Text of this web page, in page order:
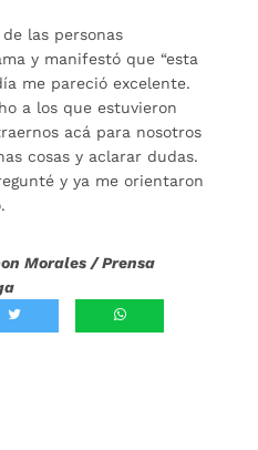
las personas
y manifestó que “esta
me pareció excelente.
a los que estuvieron
acá para nosotros
cosas y aclarar dudas.
y ya me orientaron
Morales / Prensa